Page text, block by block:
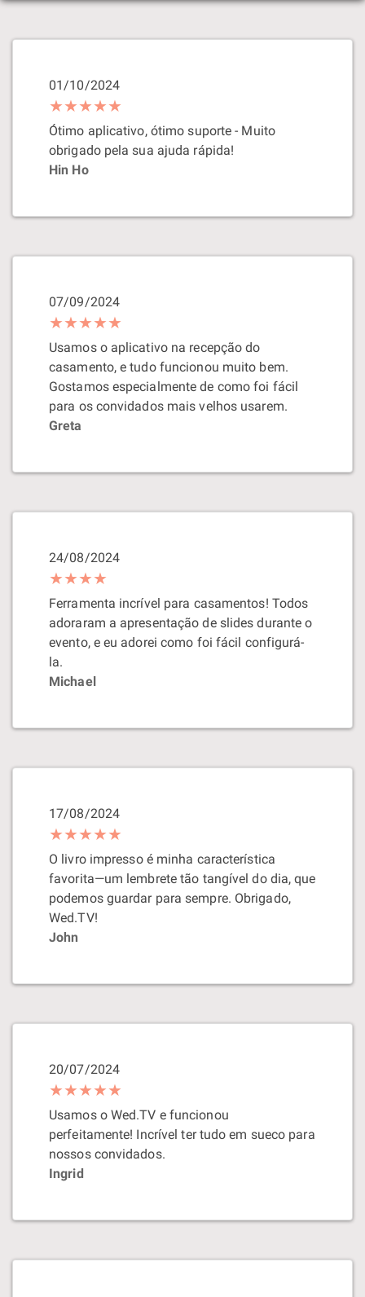
01/10/2024
★★★★★
Ótimo aplicativo, ótimo suporte - Muito
obrigado pela sua ajuda rápida!
Hin Ho
07/09/2024
★★★★★
Usamos o aplicativo na recepção do
casamento, e tudo funcionou muito bem.
Gostamos especialmente de como foi fácil
para os convidados mais velhos usarem.
Greta
24/08/2024
★★★★
Ferramenta incrível para casamentos! Todos
adoraram a apresentação de slides durante o
evento, e eu adorei como foi fácil configurá-
la.
Michael
17/08/2024
★★★★★
O livro impresso é minha característica
favorita—um lembrete tão tangível do dia, que
podemos guardar para sempre. Obrigado,
Wed.TV!
John
20/07/2024
★★★★★
Usamos o Wed.TV e funcionou
perfeitamente! Incrível ter tudo em sueco para
nossos convidados.
Ingrid